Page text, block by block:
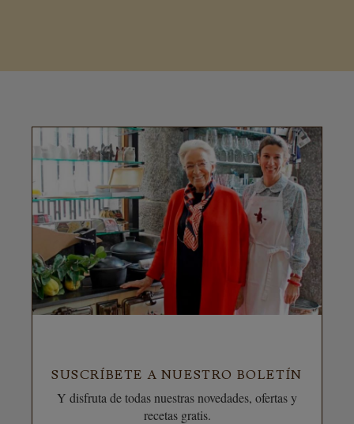
SUSCRÍBETE A NUESTRO BOLETÍN
Y disfruta de todas nuestras novedades, ofertas y
recetas gratis.